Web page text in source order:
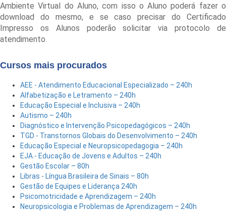
Ambiente Virtual do Aluno, com isso o Aluno poderá fazer o
download do mesmo, e se caso precisar do Certificado
Impresso os Alunos poderão solicitar via protocolo de
atendimento.
Cursos mais procurados
AEE - Atendimento Educacional Especializado – 240h
Alfabetização e Letramento – 240h
Educação Especial e Inclusiva – 240h
Autismo – 240h
Diagnóstico e Intervenção Psicopedagógicos – 240h
TGD - Transtornos Globais do Desenvolvimento – 240h
Educação Especial e Neuropsicopedagogia – 240h
EJA - Educação de Jovens e Adultos – 240h
Gestão Escolar – 80h
Libras - Língua Brasileira de Sinais – 80h
Gestão de Equipes e Liderança 240h
Psicomotricidade e Aprendizagem – 240h
Neuropsicologia e Problemas de Aprendizagem – 240h